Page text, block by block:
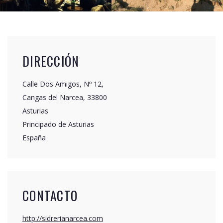
DIRECCIÓN
Calle Dos Amigos, Nº 12,
Cangas del Narcea, 33800
Asturias
Principado de Asturias
España
CONTACTO
http://sidrerianarcea.com